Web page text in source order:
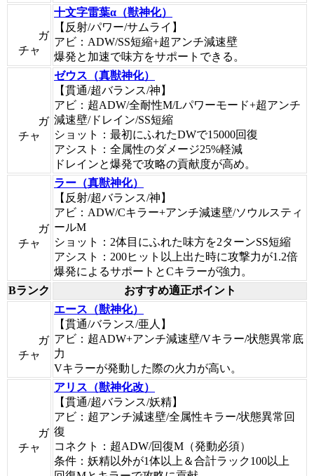
ガ
チャ
十文字雷葉α（獣神化）
【反射/パワー/サムライ】
アビ：ADW/SS短縮+超アンチ減速壁
爆発と加速で味方をサポートできる。
ガ
チャ
ゼウス（真獣神化）
【貫通/超バランス/神】
アビ：超ADW/全耐性M/Lパワーモード+超アンチ
減速壁/ドレイン/SS短縮
ショット：最初にふれたDWで15000回復
アシスト：全属性のダメージ25%軽減
ドレインと爆発で攻略の貢献度が高め。
ガ
チャ
ラー（真獣神化）
【反射/超バランス/神】
アビ：ADW/Cキラー+アンチ減速壁/ソウルスティ
ールM
ショット：2体目にふれた味方を2ターンSS短縮
アシスト：200ヒット以上出た時に攻撃力が1.2倍
爆発によるサポートとCキラーが強力。
Bランク
おすすめ適正ポイント
ガ
チャ
エース（獣神化）
【貫通/バランス/亜人】
アビ：超ADW+アンチ減速壁/Vキラー/状態異常底
力
Vキラーが発動した際の火力が高い。
ガ
チャ
アリス（獣神化改）
【貫通/超バランス/妖精】
アビ：超アンチ減速壁/全属性キラー/状態異常回
復
コネクト：超ADW/回復M（発動必須）
条件：妖精以外が1体以上＆合計ラック100以上